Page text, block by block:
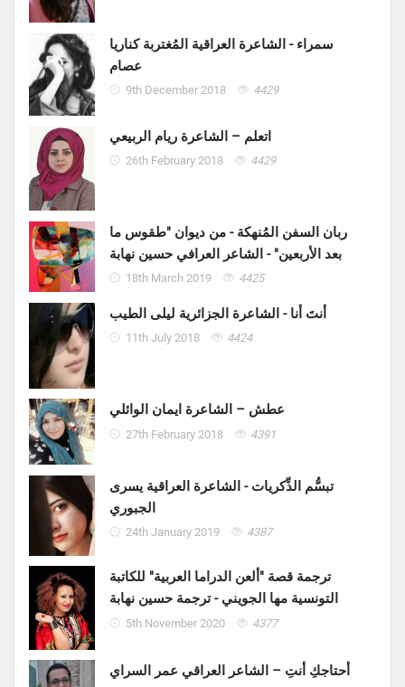
سمراء - الشاعرة العراقية المُغتربة كناريا
عصام
9th December 2018 4429
اتعلم – الشاعرة ريام الربيعي
26th February 2018 4429
ربان السفن المُنهكة - من ديوان "طقوس ما
بعد الأربعين" - الشاعر العرافي حسين نهابة
18th March 2019 4425
أنتَ أنا - الشاعرة الجزائرية ليلى الطيب
11th July 2018 4424
عطش – الشاعرة ايمان الوائلي
27th February 2018 4391
تبسُّم الذِّكريات - الشاعرة العراقية يسرى
الجبوري
24th January 2019 4387
ترجمة قصة "ألعن الدراما العربية" للكاتبة
التونسية مها الجويني - ترجمة حسين نهابة
5th November 2020 4377
أحتاجكِ أنتِ – الشاعر العراقي عمر السراي